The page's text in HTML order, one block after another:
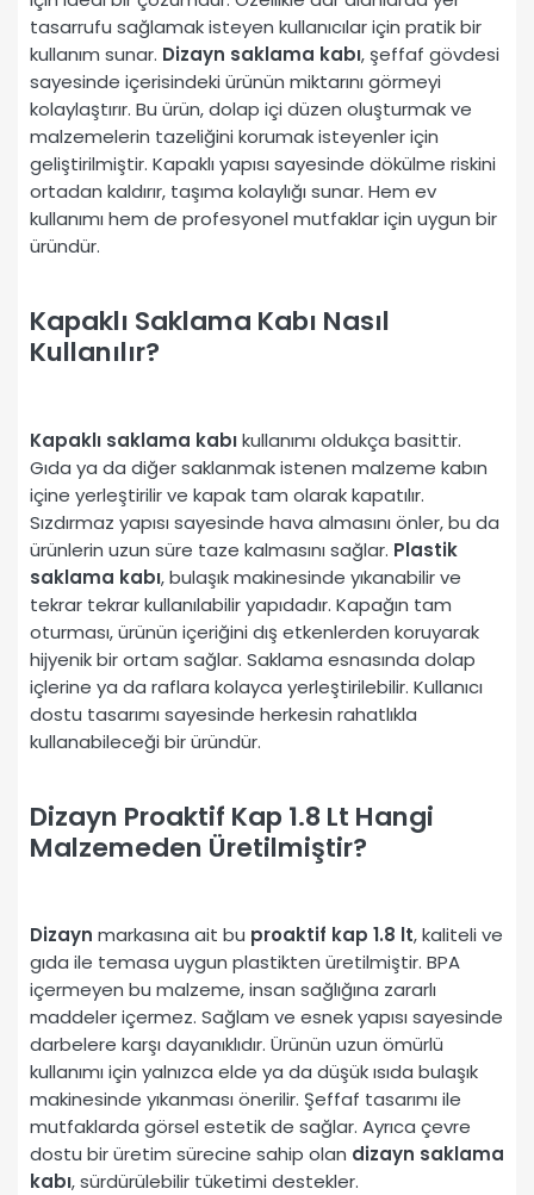
tasarrufu sağlamak isteyen kullanıcılar için pratik bir
kullanım sunar. Dizayn saklama kabı, şeffaf gövdesi
sayesinde içerisindeki ürünün miktarını görmeyi
kolaylaştırır. Bu ürün, dolap içi düzen oluşturmak ve
malzemelerin tazeliğini korumak isteyenler için
geliştirilmiştir. Kapaklı yapısı sayesinde dökülme riskini
ortadan kaldırır, taşıma kolaylığı sunar. Hem ev
kullanımı hem de profesyonel mutfaklar için uygun bir
üründür.
Kapaklı Saklama Kabı Nasıl
Kullanılır?
Kapaklı saklama kabıkullanımı oldukça basittir.
Gıda ya da diğer saklanmak istenen malzeme kabın
içine yerleştirilir ve kapak tam olarak kapatılır.
Sızdırmaz yapısı sayesinde hava almasını önler, bu da
ürünlerin uzun süre taze kalmasını sağlar. Plastik
saklama kabı, bulaşık makinesinde yıkanabilir ve
tekrar tekrar kullanılabilir yapıdadır. Kapağın tam
oturması, ürünün içeriğini dış etkenlerden koruyarak
hijyenik bir ortam sağlar. Saklama esnasında dolap
içlerine ya da raflara kolayca yerleştirilebilir. Kullanıcı
dostu tasarımı sayesinde herkesin rahatlıkla
kullanabileceği bir üründür.
Dizayn Proaktif Kap 1.8 Lt Hangi
Malzemeden Üretilmiştir?
Dizayn markasına ait bu proaktif kap 1.8 lt, kaliteli ve
gıda ile temasa uygun plastikten üretilmiştir. BPA
içermeyen bu malzeme, insan sağlığına zararlı
maddeler içermez. Sağlam ve esnek yapısı sayesinde
darbelere karşı dayanıklıdır. Ürünün uzun ömürlü
kullanımı için yalnızca elde ya da düşük ısıda bulaşık
makinesinde yıkanması önerilir. Şeffaf tasarımı ile
mutfaklarda görsel estetik de sağlar. Ayrıca çevre
dostu bir üretim sürecine sahip olan dizayn saklama
kabı, sürdürülebilir tüketimi destekler.